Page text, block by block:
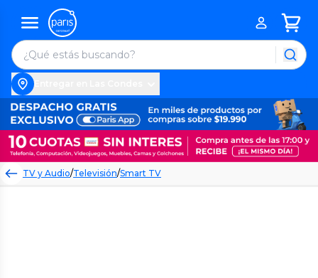
TV y Audio/Televisión/Smart TV